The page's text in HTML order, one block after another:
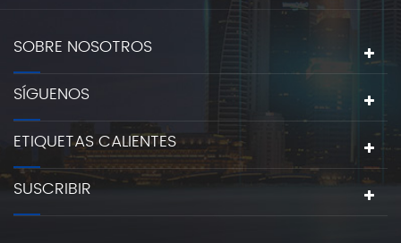
SOBRE NOSOTROS
SÍGUENOS
ETIQUETAS CALIENTES
SUSCRIBIR